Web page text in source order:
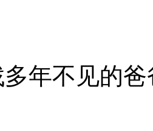
年不见的爸